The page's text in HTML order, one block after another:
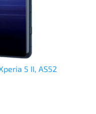
5 II, AS52